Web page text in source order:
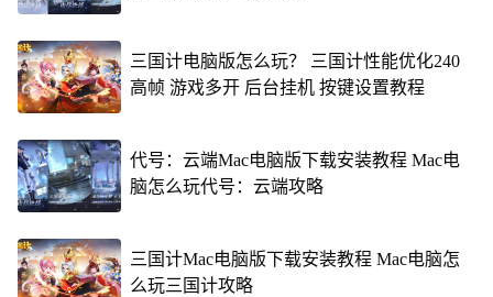
三国计电脑版怎么玩？ 三国计性能优化240
高帧 游戏多开 后台挂机 按键设置教程
代号：云端Mac电脑版下载安装教程 Mac电
脑怎么玩代号：云端攻略
三国计Mac电脑版下载安装教程 Mac电脑怎
么玩三国计攻略